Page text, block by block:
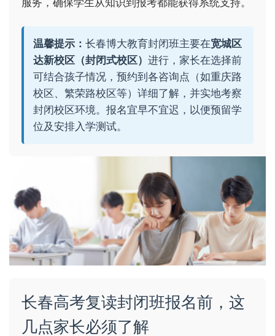
服务，确保学生从知识到报考都能获得系统支持。
温馨提示： 长春博大教育封闭班主要在宽城区
达新校区（封闭式校区） 进行，家长在选择前
可结合孩子情况，预约到各咨询点（如重庆路
校区、繁荣路校区等）详细了解，并实地考察
封闭校区环境。报名宜早不宜迟，以便预留学
位及安排入学测试。
长春高考复读封闭班报名前，这
几点家长必须了解